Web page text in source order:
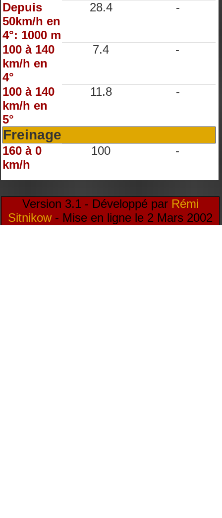
Depuis
50km/h en
4°: 1000 m
28.4 -
100 à 140
km/h en
4°
7.4 -
100 à 140
km/h en
5°
11.8 -
Freinage
160 à 0
km/h
100 -
Version 3.1 - Développé par Rémi
Sitnikow- Mise en ligne le 2 Mars 2002